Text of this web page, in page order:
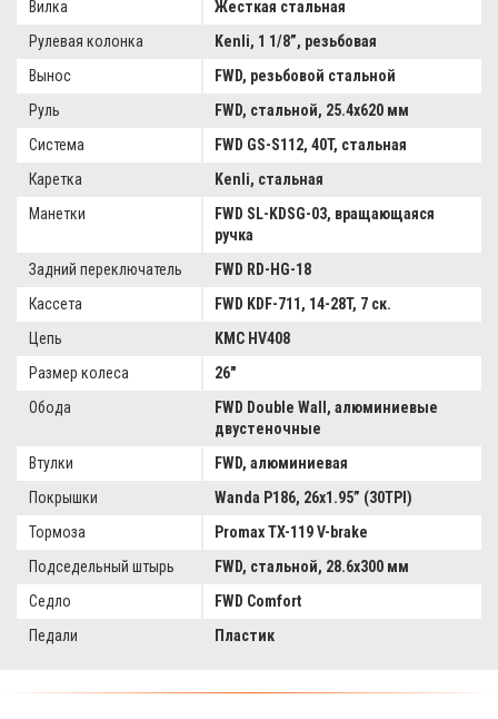
Вилка
Жесткая стальная
Рулевая колонка
Kenli, 1 1/8”, резьбовая
Вынос
FWD, резьбовой стальной
Руль
FWD, стальной, 25.4x620 мм
Система
FWD GS-S112, 40T, стальная
Каретка
Kenli, стальная
Манетки
FWD SL-KDSG-03, вращающаяся
ручка
Задний переключатель
FWD RD-HG-18
Кассета
FWD KDF-711, 14-28T, 7 ск.
Цепь
KMC HV408
Размер колеса
26"
Обода
FWD Double Wall, алюминиевые
двустеночные
Втулки
FWD, алюминиевая
Покрышки
Wanda P186, 26x1.95” (30TPI)
Тормоза
Promax TX-119 V-brake
Подседельный штырь
FWD, стальной, 28.6x300 мм
Седло
FWD Comfort
Педали
Пластик